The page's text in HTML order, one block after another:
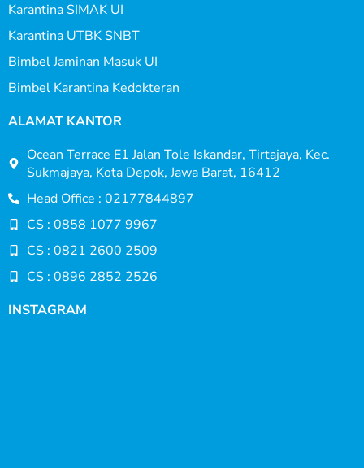
Karantina SIMAK UI
Karantina UTBK SNBT
Bimbel Jaminan Masuk UI
Bimbel Karantina Kedokteran
ALAMAT KANTOR
Ocean Terrace E1 Jalan Tole Iskandar, Tirtajaya, Kec.
Sukmajaya, Kota Depok, Jawa Barat, 16412
Head Office : 02177844897
CS : 0858 1077 9967
CS : 0821 2600 2509
CS : 0896 2852 2526
INSTAGRAM